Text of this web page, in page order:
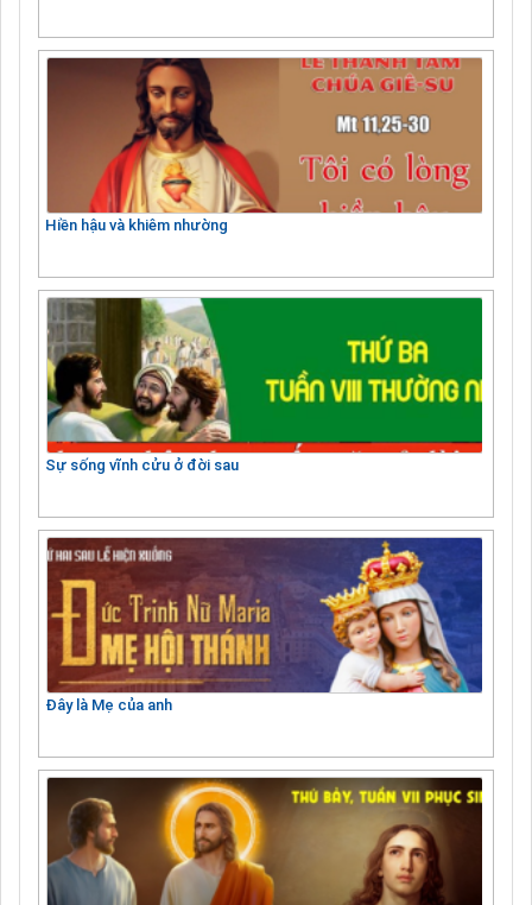
Hiền hậu và khiêm nhường
Sự sống vĩnh cửu ở đời sau
Đây là Mẹ của anh